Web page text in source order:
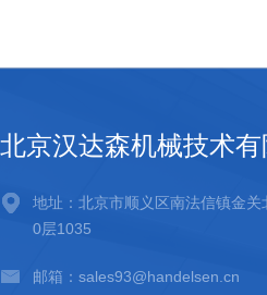
北京汉达森机械技术有
地址：北京市顺义区南法信镇金关
0层1035
邮箱：sales93@handelsen.cn